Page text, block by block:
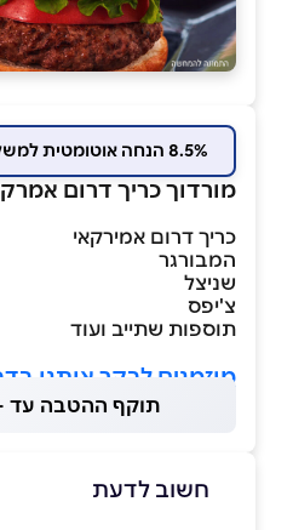
8.5% הנחה אוטומטית למשלמים בכרטיס המועדון
מורדוך כריך דרום
כריך דרום אמירקאי
המבורגר
שניצל
צ'יפס
תוספות שתייב ועוד
מוזמנים לבקר אותנו
תוקף ההטבה עד -
חשוב לדעת